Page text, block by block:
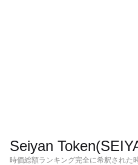
Seiyan
時価総額ランキング完全に希釈された